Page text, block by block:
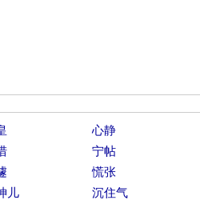
心静
宁帖
慌张
儿
沉住气